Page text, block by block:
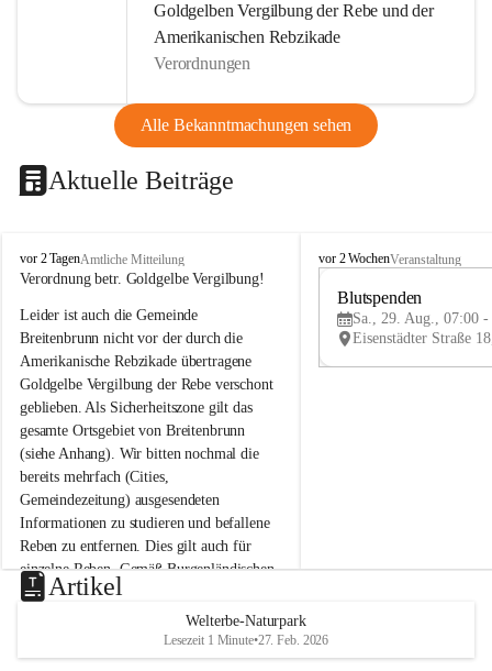
Goldgelben Vergilbung der Rebe und der
Amerikanischen Rebzikade
Verordnungen
Alle Bekanntmachungen sehen
Aktuelle Beiträge
B
r
i
t
e
n
b
r
u
n
n
a
m
N
e
u
s
d
vor 2 TagenAmtliche Mitteilung
Verordnung betr. Goldgelbe Vergilbung!
Leider ist auch die Gemeinde
Breitenbrunn nicht vor der durch die
Amerikanische Rebzikade übertragene
Goldgelbe Vergilbung der Rebe verschont
geblieben. Als Sicherheitszone gilt das
gesamte Ortsgebiet von Breitenbrunn
(siehe Anhang). Wir bitten nochmal die
bereits mehrfach (Cities,
Gemeindezeitung) ausgesendeten
Informationen zu studieren und befallene
Reben zu entfernen. Dies gilt auch für
einzelne Reben. Gemäß Burgenländischen
Weinbaugesetz sind nicht gepflegte oder
unzulässige Weingärten zu roden! Bitte
helfen wir zusammen um unsere Winzer
vor den prognostizierten Ernteausfällen
B
e
u
e
d
vor 2 WochenVeranstaltung
Blutspenden
Sa., 29. Aug., 07:00 -
Artikel
Welterbe-Naturpark
Lesezeit 1 Minute•27. Feb. 2026